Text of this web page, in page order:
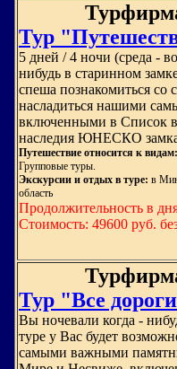
Тур
5 дней / 4 ночи (среда -
нибудь в старинном
спеша познакомиться со
насладиться нашими
включенными в Список
наследия ЮНЕСКО
Путешествие относится к видам:
Групповые туры.
Экскурсии и отдых в туре: в
область
Продолжительность в
Стоимость: 49600 руб.
Тур "Все
Вы ночевали когда -
туре у Вас будет
самыми важными